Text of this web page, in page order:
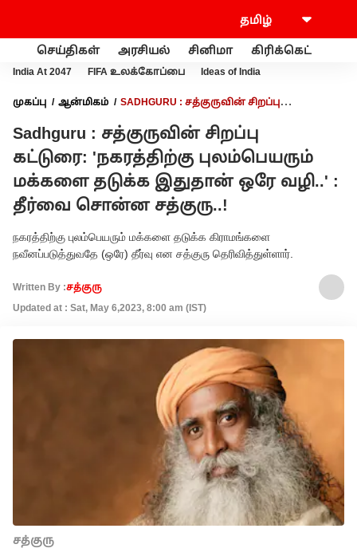
செய்திகள் அரசியல் சினிமா கிரிக்கெட்
India At 2047 FIFA உலக்கோப்பை Ideas of India
முகப்பு ஆன்மிகம்
SADHGURU : சத்குருவின் சிறப்பு
ஒரே வழி..' : தீர்வை சொன்ன சத்குரு..!
Sadhguru : சத்குருவின் சிறப்பு
கட்டுரை: 'நகரத்திற்கு புலம்பெயரும்
மக்களை தடுக்க இதுதான் ஒரே வழி..' :
தீர்வை சொன்ன சத்குரு..!
நகரத்திற்கு புலம்பெயரும் மக்களை தடுக்க கிராமங்களை
நவீனப்படுத்துவதே (ஒரே) தீர்வு என சத்குரு தெரிவித்துள்ளார்.
Written By :சத்குரு
Updated at : Sat, May 6,2023, 8:00 am (IST)
சத்குரு